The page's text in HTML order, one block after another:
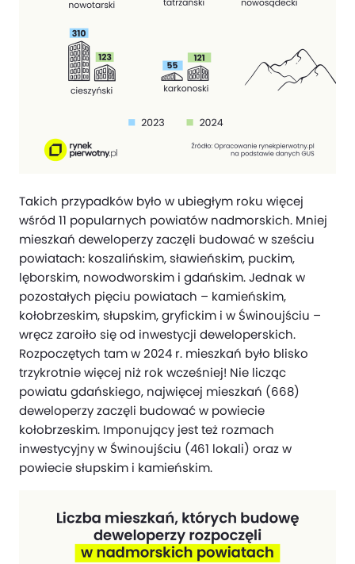
Takich przypadków było w ubiegłym roku więcej
wśród 11 popularnych powiatów nadmorskich. Mniej
mieszkań deweloperzy zaczęli budować w sześciu
powiatach: koszalińskim, sławieńskim, puckim,
lęborskim, nowodworskim i gdańskim. Jednak w
pozostałych pięciu powiatach – kamieńskim,
kołobrzeskim, słupskim, gryfickim i w Świnoujściu –
wręcz zaroiło się od inwestycji deweloperskich.
Rozpoczętych tam w 2024 r. mieszkań było blisko
trzykrotnie więcej niż rok wcześniej! Nie licząc
powiatu gdańskiego, najwięcej mieszkań (668)
deweloperzy zaczęli budować w powiecie
kołobrzeskim. Imponujący jest też rozmach
inwestycyjny w Świnoujściu (461 lokali) oraz w
powiecie słupskim i kamieńskim.